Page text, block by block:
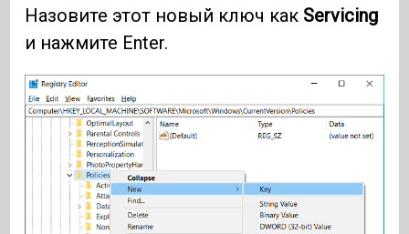
Назовите этот новый ключ как Servicing
и нажмите Enter.